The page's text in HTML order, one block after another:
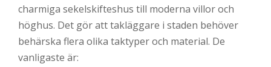
charmiga sekelskifteshus till moderna villor och
höghus. Det gör att takläggare i staden behöver
behärska flera olika taktyper och material. De
vanligaste är: